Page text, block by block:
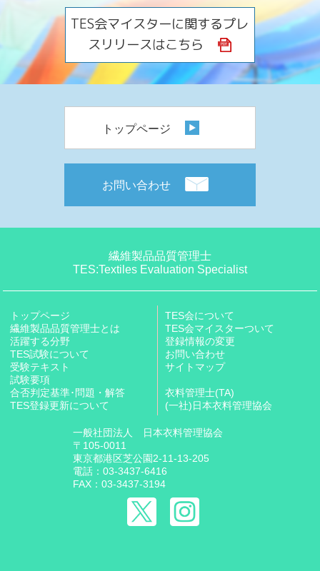
TES会マイスターに関するプレ
スリリースはこちら
トップページ
お問い合わせ
繊維製品品質管理士
TES:Textiles Evaluation Specialist
トップページ
繊維製品品質管理士とは
活躍する分野
TES試験について
受験テキスト
試験要項
合否判定基準･問題・解答
TES登録更新について
TES会について
TES会マイスターついて
登録情報の変更
お問い合わせ
サイトマップ
衣料管理士(TA)
(一社)日本衣料管理協会
一般社団法人 日本衣料管理協会
〒105-0011
東京都港区芝公園2-11-13-205
電話：03-3437-6416
FAX：03-3437-3194